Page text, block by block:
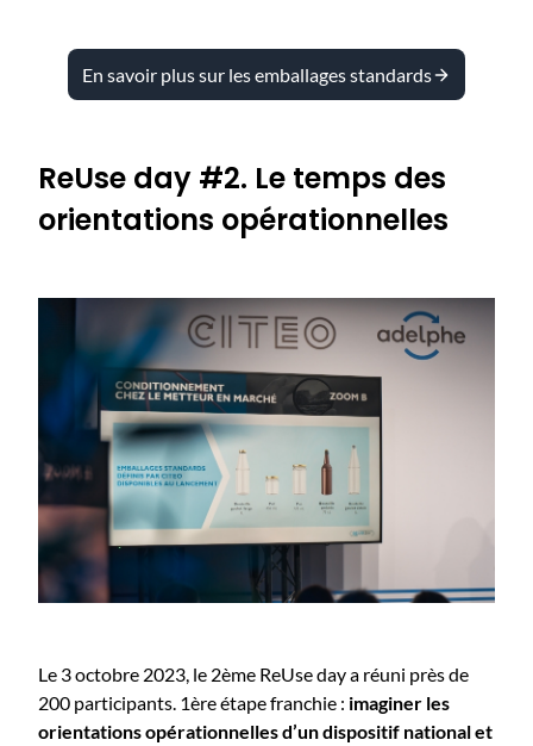
En savoir plus sur les emballages standards
ReUse day #2. Le temps des
orientations opérationnelles
Le 3 octobre 2023, le 2ème ReUse day a réuni près de
200 participants. 1ère étape franchie : imaginer les
orientations opérationnelles d’un dispositif national et